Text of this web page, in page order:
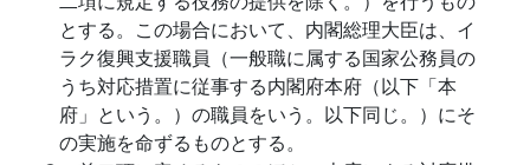
とする。この場合において、内閣総理大臣は、イ
ラク復興支援職員（一般職に属する国家公務員の
うち対応措置に従事する内閣府本府（以下「本
府」という。）の職員をいう。以下同じ。）にそ
の実施を命ずるものとする。